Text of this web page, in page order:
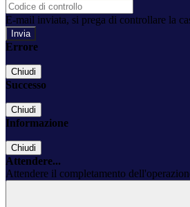
E-mail inviata, si prega di controllare la
Errore
Chiudi
Successo
Chiudi
Informazione
Chiudi
Attendere...
Attendere il completamento